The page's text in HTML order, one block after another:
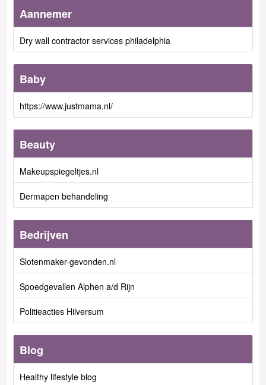
Aannemer
Dry wall contractor services philadelphia
Baby
https://www.justmama.nl/
Beauty
Makeupspiegeltjes.nl
Dermapen behandeling
Bedrijven
Slotenmaker-gevonden.nl
Spoedgevallen Alphen a/d Rijn
Politieacties Hilversum
Blog
Healthy lifestyle blog